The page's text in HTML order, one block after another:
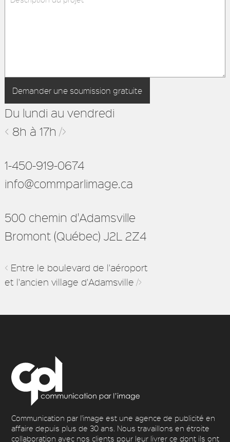
Du lundi au vendredi
< 8h à 17h/>
1-450-919-0674
info@commparlimage.ca
500 chemin d'Adamsville
Bromont (Québec) J2L 2Z4
< Entre le boulevard de l'aéroport
et l'ancien village d'Adamsville/>
Communication par l'image est une agence de publicité en
affaire depuis plus de 30 ans. Nous travaillons en étroite
collaboration avec nos clients pour leur livrer ce dont ils ont